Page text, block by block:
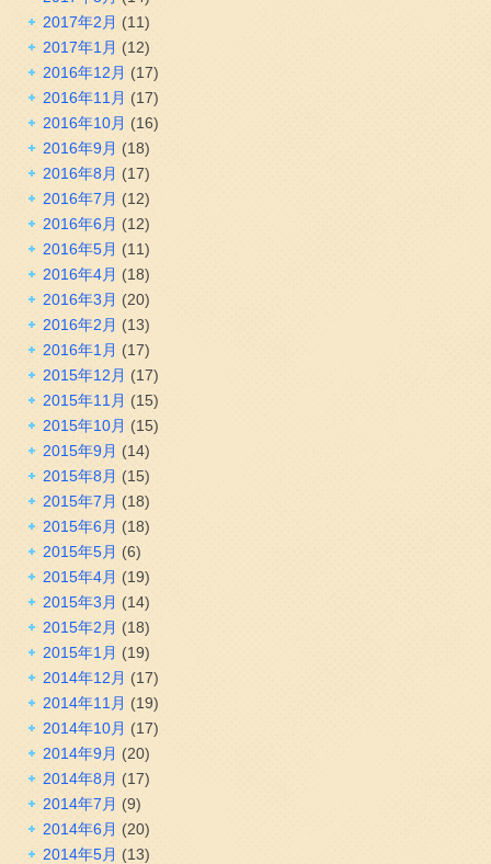
2017年2月 (11)
2017年1月 (12)
2016年12月 (17)
2016年11月 (17)
2016年10月 (16)
2016年9月 (18)
2016年8月 (17)
2016年7月 (12)
2016年6月 (12)
2016年5月 (11)
2016年4月 (18)
2016年3月 (20)
2016年2月 (13)
2016年1月 (17)
2015年12月 (17)
2015年11月 (15)
2015年10月 (15)
2015年9月 (14)
2015年8月 (15)
2015年7月 (18)
2015年6月 (18)
2015年5月 (6)
2015年4月 (19)
2015年3月 (14)
2015年2月 (18)
2015年1月 (19)
2014年12月 (17)
2014年11月 (19)
2014年10月 (17)
2014年9月 (20)
2014年8月 (17)
2014年7月 (9)
2014年6月 (20)
2014年5月 (13)